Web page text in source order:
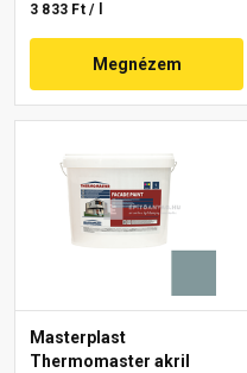
3 833 Ft / l
Megnézem
Masterplast
Thermomaster akril